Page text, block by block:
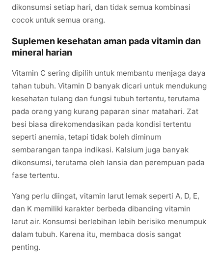
dikonsumsi setiap hari, dan tidak semua kombinasi
cocok untuk semua orang.
Suplemen kesehatan aman pada vitamin dan
mineral harian
Vitamin C sering dipilih untuk membantu menjaga daya
tahan tubuh. Vitamin D banyak dicari untuk mendukung
kesehatan tulang dan fungsi tubuh tertentu, terutama
pada orang yang kurang paparan sinar matahari. Zat
besi biasa direkomendasikan pada kondisi tertentu
seperti anemia, tetapi tidak boleh diminum
sembarangan tanpa indikasi. Kalsium juga banyak
dikonsumsi, terutama oleh lansia dan perempuan pada
fase tertentu.
Yang perlu diingat, vitamin larut lemak seperti A, D, E,
dan K memiliki karakter berbeda dibanding vitamin
larut air. Konsumsi berlebihan lebih berisiko menumpuk
dalam tubuh. Karena itu, membaca dosis sangat
penting.